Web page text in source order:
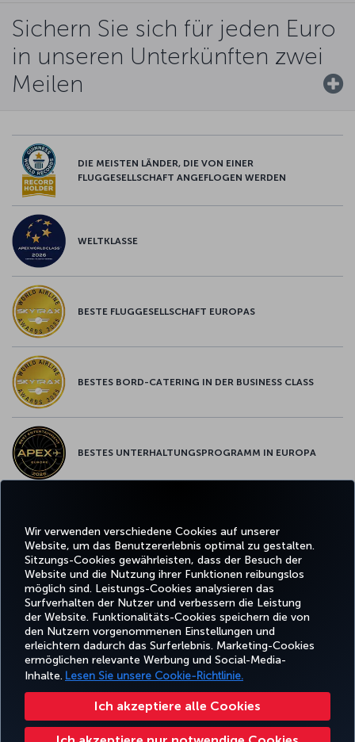
Wir verwenden verschiedene Cookies auf unserer
Website, um das Benutzererlebnis optimal zu gestalten.
Sitzungs-Cookies gewährleisten, dass der Besuch der
Website und die Nutzung ihrer Funktionen reibungslos
möglich sind. Leistungs-Cookies analysieren das
Surfverhalten der Nutzer und verbessern die Leistung
der Website. Funktionalitäts-Cookies speichern die von
den Nutzern vorgenommenen Einstellungen und
erleichtern dadurch das Surferlebnis. Marketing-Cookies
ermöglichen relevante Werbung und Social-Media-
Inhalte. Lesen Sie unsere Cookie-Richtlinie.
Ich akzeptiere alle Cookies
Sichern Sie sich für jeden Euro
in unseren Unterkünften zwei
Meilen
DIE MEISTEN LÄNDER, DIE VON EINER
FLUGGESELLSCHAFT ANGEFLOGEN WERDEN
WELTKLASSE
BESTE FLUGGESELLSCHAFT EUROPAS
BESTES BORD-CATERING IN DER BUSINESS CLASS
BESTES UNTERHALTUNGSPROGRAMM IN EUROPA
Facebook
TwitterInstagram
YouTubeLinkedIn
TikTokBlogPinterest
BUCHEN
UND
VERWALTEN
ERLEBNIS
ANGEBOTE
UND
REISEZIELE
HILFE MILES&SMILES
Barrierefreiheit Datenschutz- und Cookie-Richtlinie Rechtliche Hinweise Fluggastrechte